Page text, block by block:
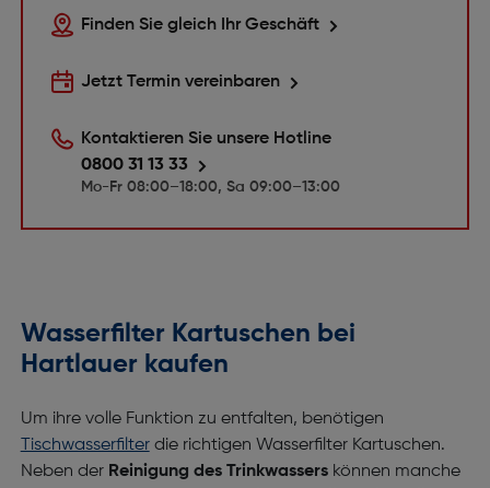
Finden Sie gleich Ihr Geschäft
Jetzt Termin vereinbaren
Kontaktieren Sie unsere Hotline
0800 31 13 33
Mo-Fr 08:00–18:00, Sa 09:00–13:00
Wasserfilter Kartuschen bei
Hartlauer kaufen
Um ihre volle Funktion zu entfalten, benötigen
Tischwasserfilterdie richtigen Wasserfilter Kartuschen.
Neben der Reinigung des Trinkwasserskönnen manche